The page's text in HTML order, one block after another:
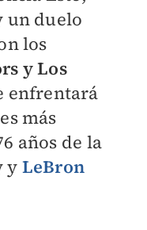
un duelo
los
y Los
enfrentará
más
años de la
y LeBron